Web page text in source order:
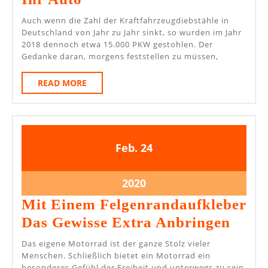
Ortungtechnik
Für
Ihr
Auto
Auch wenn die Zahl der Kraftfahrzeugdiebstähle in
Deutschland von Jahr zu Jahr sinkt, so wurden im Jahr
2018 dennoch etwa 15.000 PKW gestohlen. Der
Gedanke daran, morgens feststellen zu müssen,
READ MORE
MORE
Feb. 24.
2020
2424.
202024.
Februar
2020
Mit Einem Felgenrandaufkleber
Das Gewisse Extra Anbringen
Das eigene Motorrad ist der ganze Stolz vieler
Menschen. Schließlich bietet ein Motorrad ein